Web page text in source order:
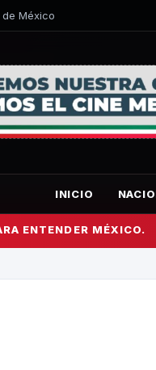
México
INICIO
ENTENDER MÉXICO.